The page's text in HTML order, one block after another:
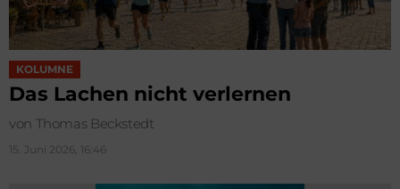
KOLUMNE
Das Lachen nicht verlernen
von Thomas Beckstedt
15. Juni 2026, 16:46